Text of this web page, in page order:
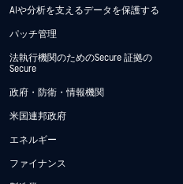
AIや分析を支えるデータを保護する
パッチ管理
法執行機関のためのSecure 証拠の
Secure
政府・防衛・情報機関
米国連邦政府
エネルギー
ファイナンス